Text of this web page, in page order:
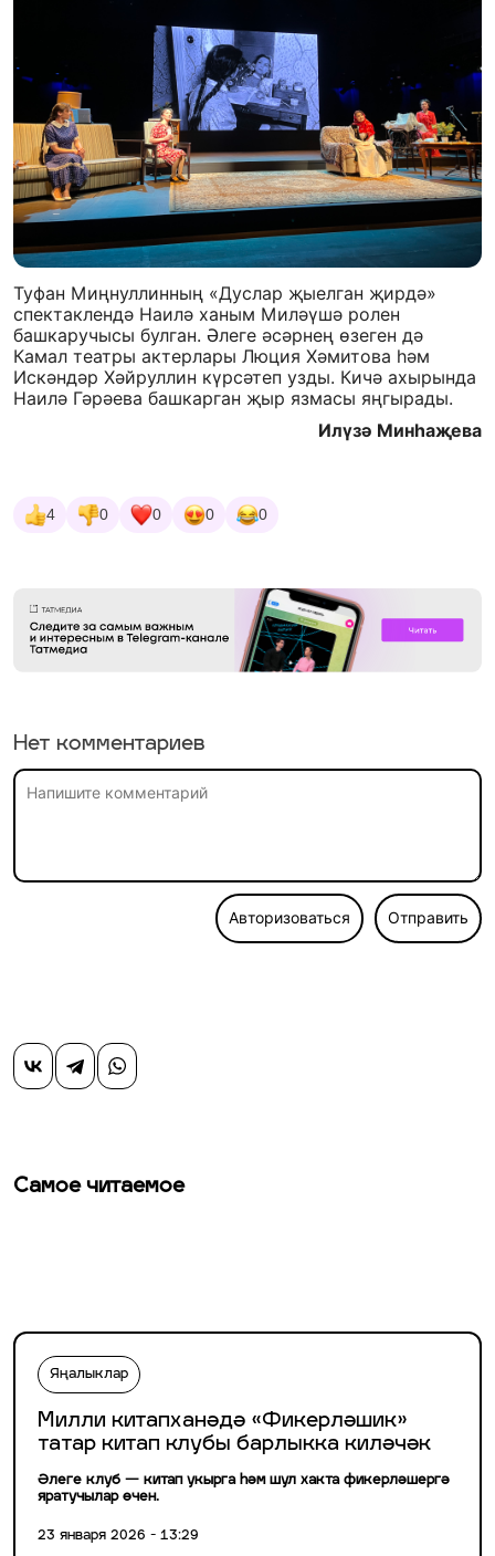
Туфан Миңнуллинның «Дуслар җыелган җирдә»
спектаклендә Наилә ханым Миләүшә ролен
башкаручысы булган. Әлеге әсәрнең өзеген дә
Камал театры актерлары Люция Хәмитова һәм
Искәндәр Хәйруллин күрсәтеп узды. Кичә ахырында
Наилә Гәрәева башкарган җыр язмасы яңгырады.
Илүзә Минһаҗева
4 0 0 0 0
Нет комментариев
Авторизоваться Отправить
Самое читаемое
Яңалыклар
Милли китапханәдә «Фикерләшик»
татар китап клубы барлыкка киләчәк
Әлеге клуб — китап укырга һәм шул хакта фикерләшергә
яратучылар өчен.
23 января 2026 - 13:29